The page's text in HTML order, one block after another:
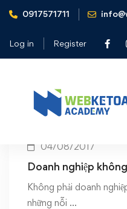
0917571711
Log in Register
Home Doanh nghiệp
Tag: Doanh
04/08/2017
Doanh nghiệp
Không phải doanh
những nỗi …